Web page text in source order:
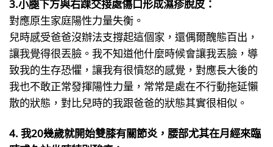
3.小腿下方與右踝交接處傷口形成濕疹脫皮：
對應原生家庭陽性力量失衡。
兒時感受爸爸沒辦法支撐起這個家，還偶爾醜態百出，
讓我覺得很丟臉。我不知道他什麼時候會讓我丟臉，導
致我的生存恐懼，讓我有很憤怒的感覺，對應長大後的
我也不敢正常發揮陽性力量，常常是處在不行動拖延懶
散的狀態，對比兒時的我跟爸爸的狀態其實很相似。
4. 我20幾歲就開始雙膝有關節炎，腰部尤其在月經來臨